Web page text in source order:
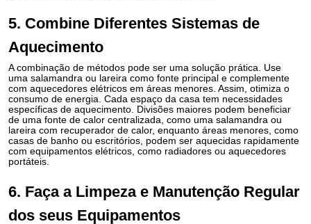
5. Combine Diferentes Sistemas de
Aquecimento
A combinação de métodos pode ser uma solução prática. Use
uma salamandra ou lareira como fonte principal e complemente
com aquecedores elétricos em áreas menores. Assim, otimiza o
consumo de energia. Cada espaço da casa tem necessidades
específicas de aquecimento. Divisões maiores podem beneficiar
de uma fonte de calor centralizada, como uma salamandra ou
lareira com recuperador de calor, enquanto áreas menores, como
casas de banho ou escritórios, podem ser aquecidas rapidamente
com equipamentos elétricos, como radiadores ou aquecedores
portáteis.
6. Faça a Limpeza e Manutenção Regular
dos seus Equipamentos